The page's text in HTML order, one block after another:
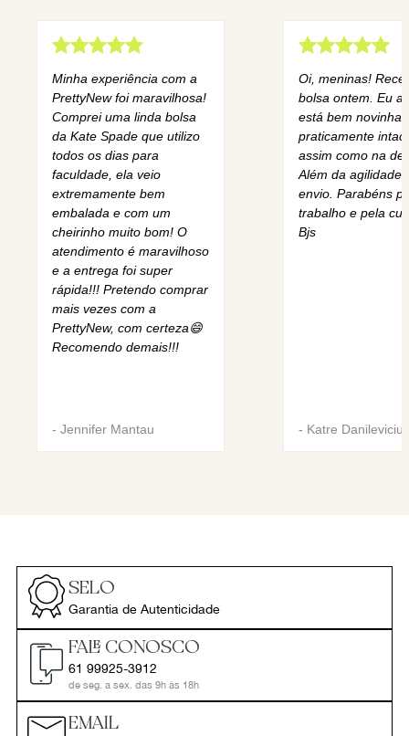
Minha experiência com a
PrettyNew foi maravilhosa!
Comprei uma linda bolsa
da Kate Spade que utilizo
todos os dias para
faculdade, ela veio
extremamente bem
embalada e com um
cheirinho muito bom! O
atendimento é maravilhoso
e a entrega foi super
rápida!!! Pretendo comprar
mais vezes com a
PrettyNew, com certeza😄
Recomendo demais!!!
- Jennifer Mantau
Oi, meninas!
bolsa ontem. Eu
está bem novinha,
praticamente
assim como na
Além da agilidade
envio. Parabéns
trabalho e pela
Bjs
- Katre Danilevicius
SELO
Garantia de Autenticidade
FALE CONOSCO
61 99925-3912
de seg. a sex. das 9h às 18h
EMAIL